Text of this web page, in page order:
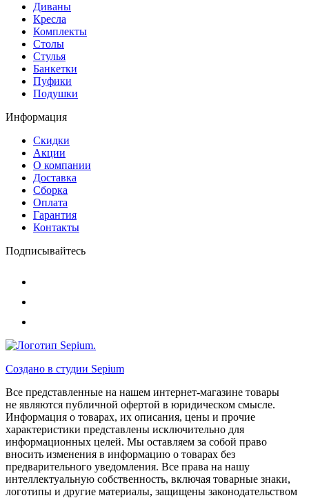
Диваны
Кресла
Комплекты
Столы
Стулья
Банкетки
Пуфики
Подушки
Информация
Скидки
Акции
О компании
Доставка
Сборка
Оплата
Гарантия
Контакты
Подписывайтесь
Создано в студии Sepium
Все представленные на нашем интернет-магазине товары
не являются публичной офертой в юридическом смысле.
Информация о товарах, их описания, цены и прочие
характеристики представлены исключительно для
информационных целей. Мы оставляем за собой право
вносить изменения в информацию о товарах без
предварительного уведомления. Все права на нашу
интеллектуальную собственность, включая товарные знаки,
логотипы и другие материалы, защищены законодательством